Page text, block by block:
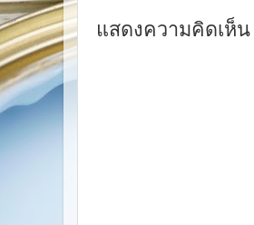
แสดงความคิดเห็น